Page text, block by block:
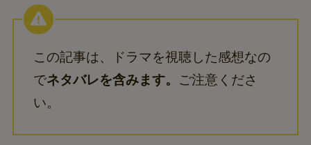
この記事は、ドラマを視聴した感想なの
でネタバレを含みます。 ご注意くださ
い。